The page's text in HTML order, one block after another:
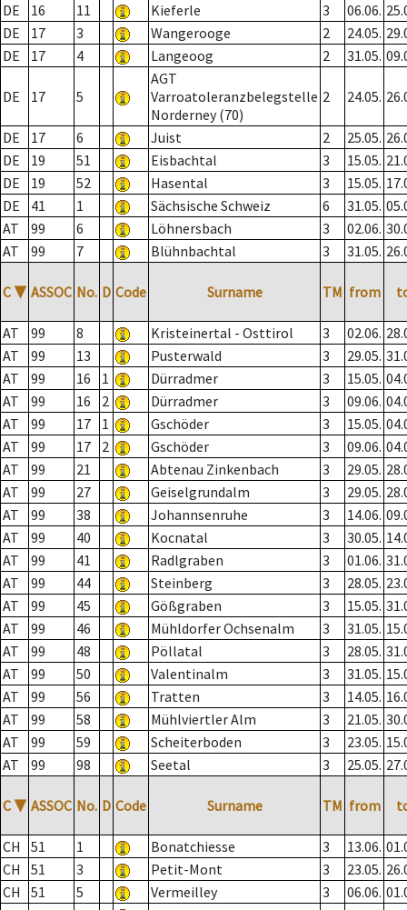
DE
16 11 Kieferle 3 06.06.
DE
17 3 Wangerooge 2 24.05.
DE
17 4 Langeoog 2 31.05.
DE 17 5
AGT
Varroatoleranzbelegstelle
Norderney (70)
2 24.05.
DE 17 6 Juist 2 25.05.
DE
19 51 Eisbachtal 3 15.05.
DE
19 52 Hasental 3 15.05.
DE
41 1 Sächsische Schweiz 6 31.05.
AT
99 6 Löhnersbach 3 02.06.
AT
99 7 Blühnbachtal 3 31.05.
C ▼ ASSOC No. D Code Surname TM from
AT 99 8 Kristeinertal - Osttirol 3 02.06.
AT
99 13 Pusterwald 3 29.05.
AT
99 16 1 Dürradmer 3 15.05.
AT
99 16 2 Dürradmer 3 09.06.
AT
99 17 1 Gschöder 3 15.05.
AT
99 17 2 Gschöder 3 09.06.
AT
99 21 Abtenau Zinkenbach 3 29.05.
AT
99 27 Geiselgrundalm 3 29.05.
AT
99 38 Johannsenruhe 3 14.06.
AT
99 40 Kocnatal 3 30.05.
AT
99 41 Radlgraben 3 01.06.
AT
99 44 Steinberg 3 28.05.
AT
99 45 Gößgraben 3 15.05.
AT
99 46 Mühldorfer Ochsenalm 3 31.05.
AT
99 48 Pöllatal 3 28.05.
AT
99 50 Valentinalm 3 31.05.
AT
99 56 Tratten 3 14.05.
AT
99 58 Mühlviertler Alm 3 21.05.
AT
99 59 Scheiterboden 3 23.05.
AT
99 98 Seetal 3 25.05.
C ▼ ASSOC No. D Code Surname TM from
CH 51 1 Bonatchiesse 3 13.06.
CH
51 3 Petit-Mont 3 23.05.
CH
51 5 Vermeilley 3 06.06.